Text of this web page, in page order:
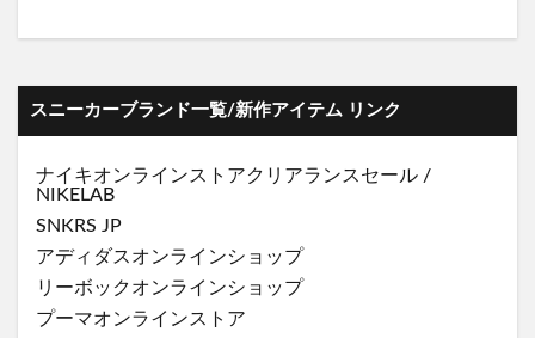
スニーカーブランド一覧/新作アイテム リンク
ナイキオンラインストアクリアランスセール /
NIKELAB
SNKRS JP
アディダスオンラインショップ
リーボックオンラインショップ
プーマオンラインストア